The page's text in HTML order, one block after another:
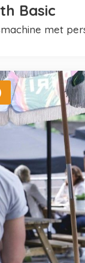
Basic
met